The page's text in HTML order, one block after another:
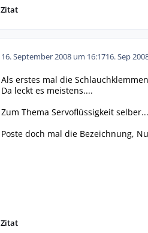
Zitat
16. September 2008 um 16:1716. Sep
Als erstes mal die
Da leckt es meistens....
Zum Thema Servoflüssigkeit
Poste doch mal die Bezeichnung,
Zitat